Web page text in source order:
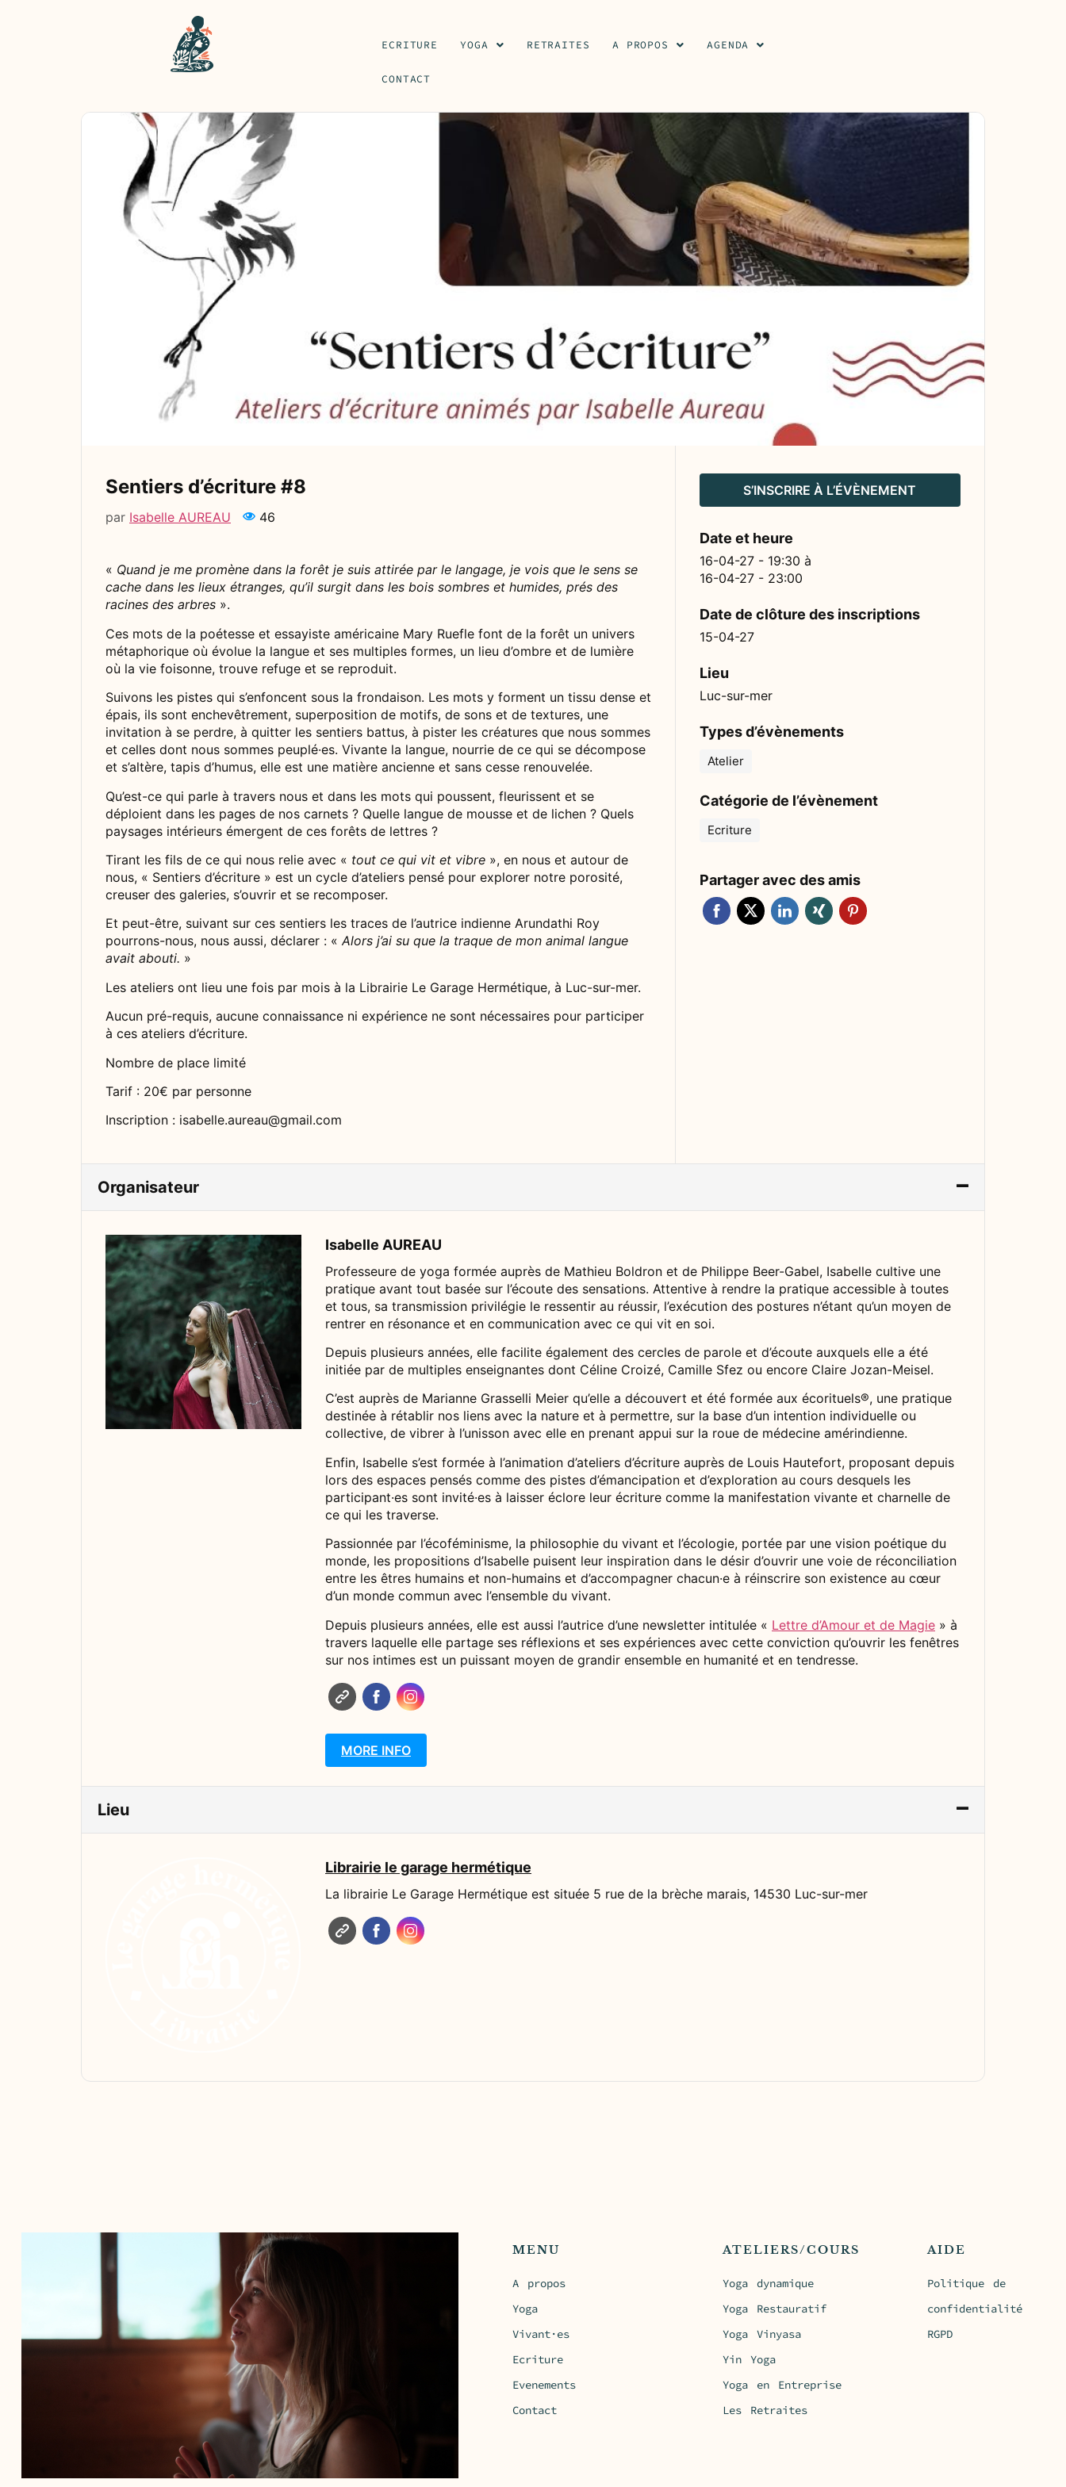
ECRITURE YOGA RETRAITES A PROPOS AGENDA
CONTACT
Sentiers d’écriture #8
par Isabelle AUREAU 46
« Quand je me promène dans la forêt je suis attirée par le langage, je vois que le sens se
cache dans les lieux étranges, qu’il surgit dans les bois sombres et humides, prés des
racines des arbres ».
Ces mots de la poétesse et essayiste américaine Mary Ruefle font de la forêt un univers
métaphorique où évolue la langue et ses multiples formes, un lieu d’ombre et de lumière
où la vie foisonne, trouve refuge et se reproduit.
Suivons les pistes qui s’enfoncent sous la frondaison. Les mots y forment un tissu dense et
épais, ils sont enchevêtrement, superposition de motifs, de sons et de textures, une
invitation à se perdre, à quitter les sentiers battus, à pister les créatures que nous sommes
et celles dont nous sommes peuplé·es. Vivante la langue, nourrie de ce qui se décompose
et s’altère, tapis d’humus, elle est une matière ancienne et sans cesse renouvelée.
Qu’est-ce qui parle à travers nous et dans les mots qui poussent, fleurissent et se
déploient dans les pages de nos carnets ? Quelle langue de mousse et de lichen ? Quels
paysages intérieurs émergent de ces forêts de lettres ?
Tirant les fils de ce qui nous relie avec « tout ce qui vit et vibre », en nous et autour de
nous, « Sentiers d’écriture » est un cycle d’ateliers pensé pour explorer notre porosité,
creuser des galeries, s’ouvrir et se recomposer.
Et peut-être, suivant sur ces sentiers les traces de l’autrice indienne Arundathi Roy
pourrons-nous, nous aussi, déclarer : «Alors j’ai su que la traque de mon animal langue
avait abouti. »
Les ateliers ont lieu une fois par mois à la Librairie Le Garage Hermétique, à Luc-sur-mer.
Aucun pré-requis, aucune connaissance ni expérience ne sont nécessaires pour participer
à ces ateliers d’écriture.
Nombre de place limité
Tarif : 20€ par personne
Inscription : isabelle.aureau@gmail.com
S’INSCRIRE À L’ÉVÈNEMENT
Date et heure
16-04-27 - 19:30 à
16-04-27 - 23:00
Date de clôture des inscriptions
15-04-27
Lieu
Luc-sur-mer
Types d’évènements
Atelier
Catégorie de l’évènement
Ecriture
Partager avec des amis
Organisateur
Isabelle AUREAU
Professeure de yoga formée auprès de Mathieu Boldron et de Philippe Beer-Gabel, Isabelle cultive une
pratique avant tout basée sur l’écoute des sensations. Attentive à rendre la pratique accessible à toutes
et tous, sa transmission privilégie le ressentir au réussir, l’exécution des postures n’étant qu’un moyen de
rentrer en résonance et en communication avec ce qui vit en soi.
Depuis plusieurs années, elle facilite également des cercles de parole et d’écoute auxquels elle a été
initiée par de multiples enseignantes dont Céline Croizé, Camille Sfez ou encore Claire Jozan-Meisel.
C’est auprès de Marianne Grasselli Meier qu’elle a découvert et été formée aux écorituels®, une pratique
destinée à rétablir nos liens avec la nature et à permettre, sur la base d’un intention individuelle ou
collective, de vibrer à l’unisson avec elle en prenant appui sur la roue de médecine amérindienne.
Enfin, Isabelle s’est formée à l’animation d’ateliers d’écriture auprès de Louis Hautefort, proposant depuis
lors des espaces pensés comme des pistes d’émancipation et d’exploration au cours desquels les
participant·es sont invité·es à laisser éclore leur écriture comme la manifestation vivante et charnelle de
ce qui les traverse.
Passionnée par l’écoféminisme, la philosophie du vivant et l’écologie, portée par une vision poétique du
monde, les propositions d’Isabelle puisent leur inspiration dans le désir d’ouvrir une voie de réconciliation
entre les êtres humains et non-humains et d’accompagner chacun·e à réinscrire son existence au cœur
d’un monde commun avec l’ensemble du vivant.
Depuis plusieurs années, elle est aussi l’autrice d’une newsletter intitulée « Lettre d’Amour et de Magie » à
travers laquelle elle partage ses réflexions et ses expériences avec cette conviction qu’ouvrir les fenêtres
sur nos intimes est un puissant moyen de grandir ensemble en humanité et en tendresse.
MORE INFO
Lieu
Librairie le garage hermétique
La librairie Le Garage Hermétique est située 5 rue de la brèche marais, 14530 Luc-sur-mer
MENU
A propos
Yoga
Vivant·es
Ecriture
Evenements
Contact
ATELIERS/COURS
Yoga dynamique
Yoga Restauratif
Yoga Vinyasa
Yin Yoga
Yoga en Entreprise
Les Retraites
AIDE
Politique de
confidentialité
RGPD